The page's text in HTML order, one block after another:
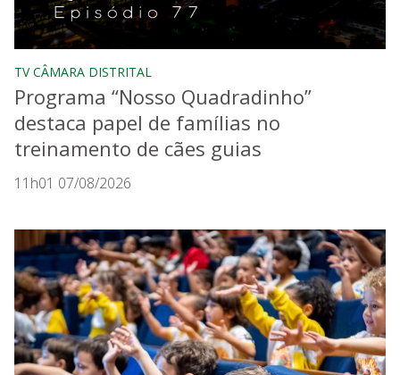
TV CÂMARA DISTRITAL
Programa “Nosso Quadradinho”
destaca papel de famílias no
treinamento de cães guias
11h01 07/08/2026